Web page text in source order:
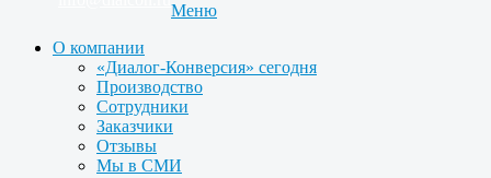
Меню
О компании
«Диалог-Конверсия» сегодня
Производство
Сотрудники
Заказчики
Отзывы
Мы в СМИ